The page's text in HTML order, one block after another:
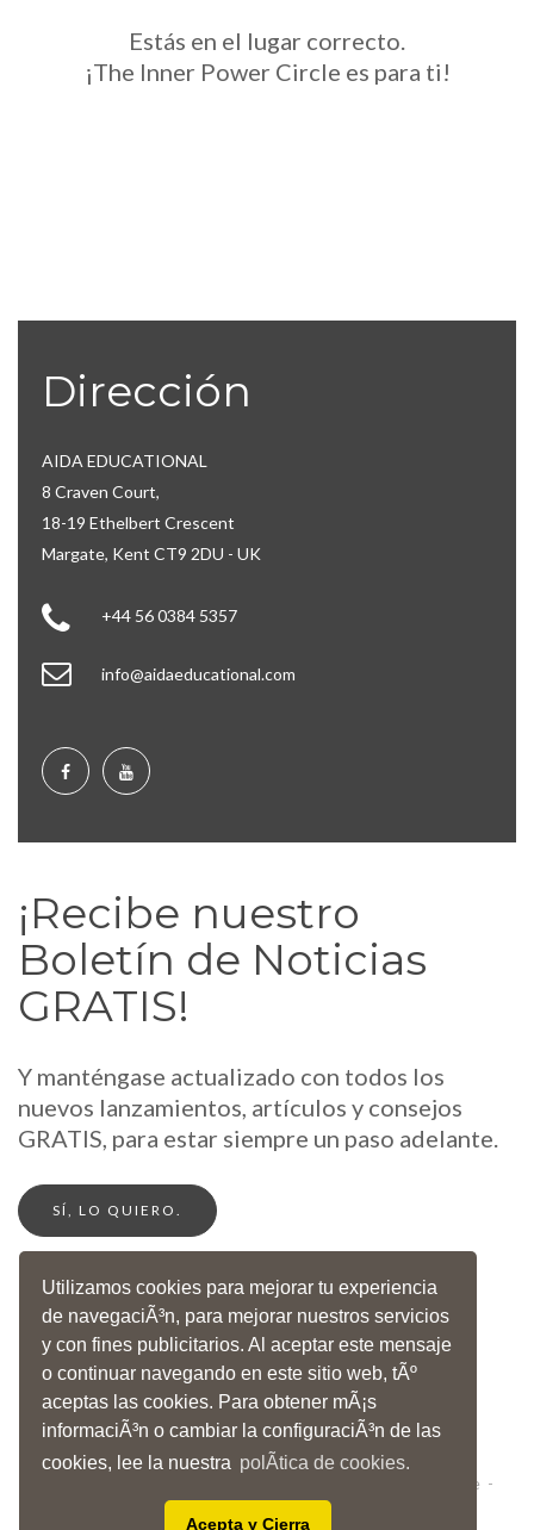
Utilizamos cookies para mejorar tu experiencia
de navegaciÃ³n, para mejorar nuestros servicios
y con fines publicitarios. Al aceptar este mensaje
o continuar navegando en este sitio web, tÃº
aceptas las cookies. Para obtener mÃ¡s
informaciÃ³n o cambiar la configuraciÃ³n de las
cookies, lee la nuestra polÃ­tica de cookies.
Acepta y Cierra
Estás en el lugar correcto.
¡The Inner Power Circle es para ti!
Dirección
AIDA EDUCATIONAL
8 Craven Court,
18-19 Ethelbert Crescent
Margate, Kent CT9 2DU - UK
+44 56 0384 5357
info@aidaeducational.com
¡Recibe nuestro
Boletín de Noticias
GRATIS!
Y manténgase actualizado con todos los
nuevos lanzamientos, artículos y consejos
GRATIS, para estar siempre un paso adelante.
SÍ, LO QUIERO.
IDIOMAS ENGLISH ESPAÑOL
©1998- 2026
AIDA EDUCATIONAL All Rights Reserved
Terms of Use and Service -
Cookie Policy-